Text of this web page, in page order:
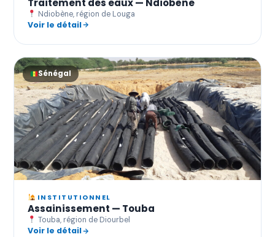
Traitement des eaux — Ndiobène
Ndiobène, région de Louga
Voir le détail
Sénégal
INSTITUTIONNEL
Assainissement — Touba
Touba, région de Diourbel
Voir le détail